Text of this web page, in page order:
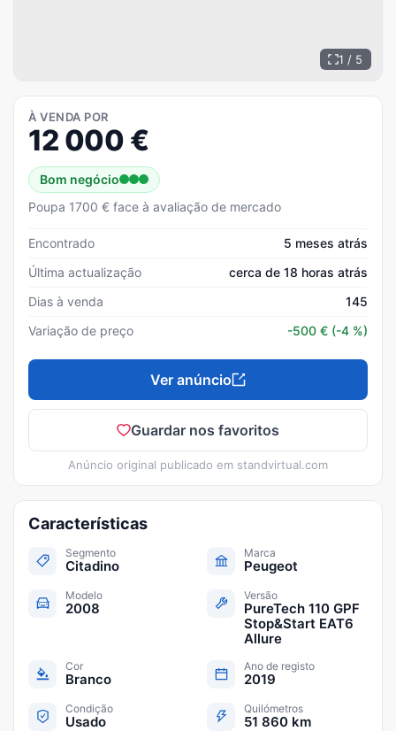
1 / 5
À VENDA POR
12 000 €
Bom negócio
Poupa 1700 € face à avaliação de mercado
Encontrado
5 meses atrás
Última actualização
cerca de 18 horas atrás
Dias à venda
145
Variação de preço
-500 € (-4 %)
Ver anúncio
Guardar nos favoritos
Anúncio original publicado em standvirtual.com
Características
Segmento
Citadino
Marca
Peugeot
Modelo
2008
Versão
PureTech 110 GPF
Stop&Start EAT6
Allure
Cor
Branco
Ano de registo
2019
Condição
Usado
Quilómetros
51 860 km